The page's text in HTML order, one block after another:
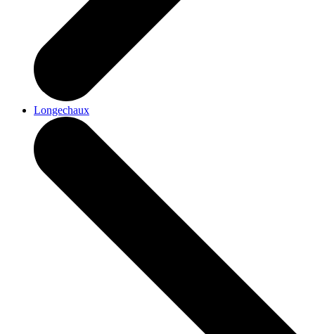
Longechaux